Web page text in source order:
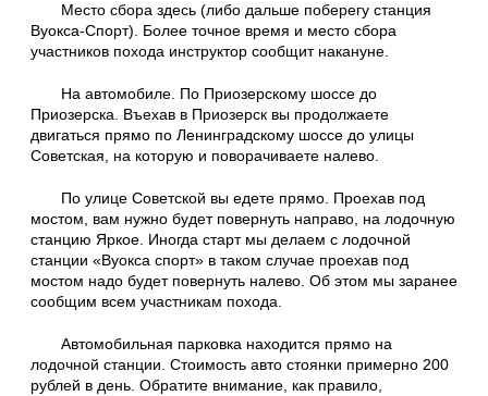
Место сбора здесь (либо дальше поберегу станция
Вуокса-Спорт). Более точное время и место сбора
участников похода инструктор сообщит накануне.
На автомобиле. По Приозерскому шоссе до
Приозерска. Въехав в Приозерск вы продолжаете
двигаться прямо по Ленинградскому шоссе до улицы
Советская, на которую и поворачиваете налево.
По улице Советской вы едете прямо. Проехав под
мостом, вам нужно будет повернуть направо, на лодочную
станцию Яркое. Иногда старт мы делаем с лодочной
станции «Вуокса спорт» в таком случае проехав под
мостом надо будет повернуть налево. Об этом мы заранее
сообщим всем участникам похода.
Автомобильная парковка находится прямо на
лодочной станции. Стоимость авто стоянки примерно 200
рублей в день. Обратите внимание, как правило,